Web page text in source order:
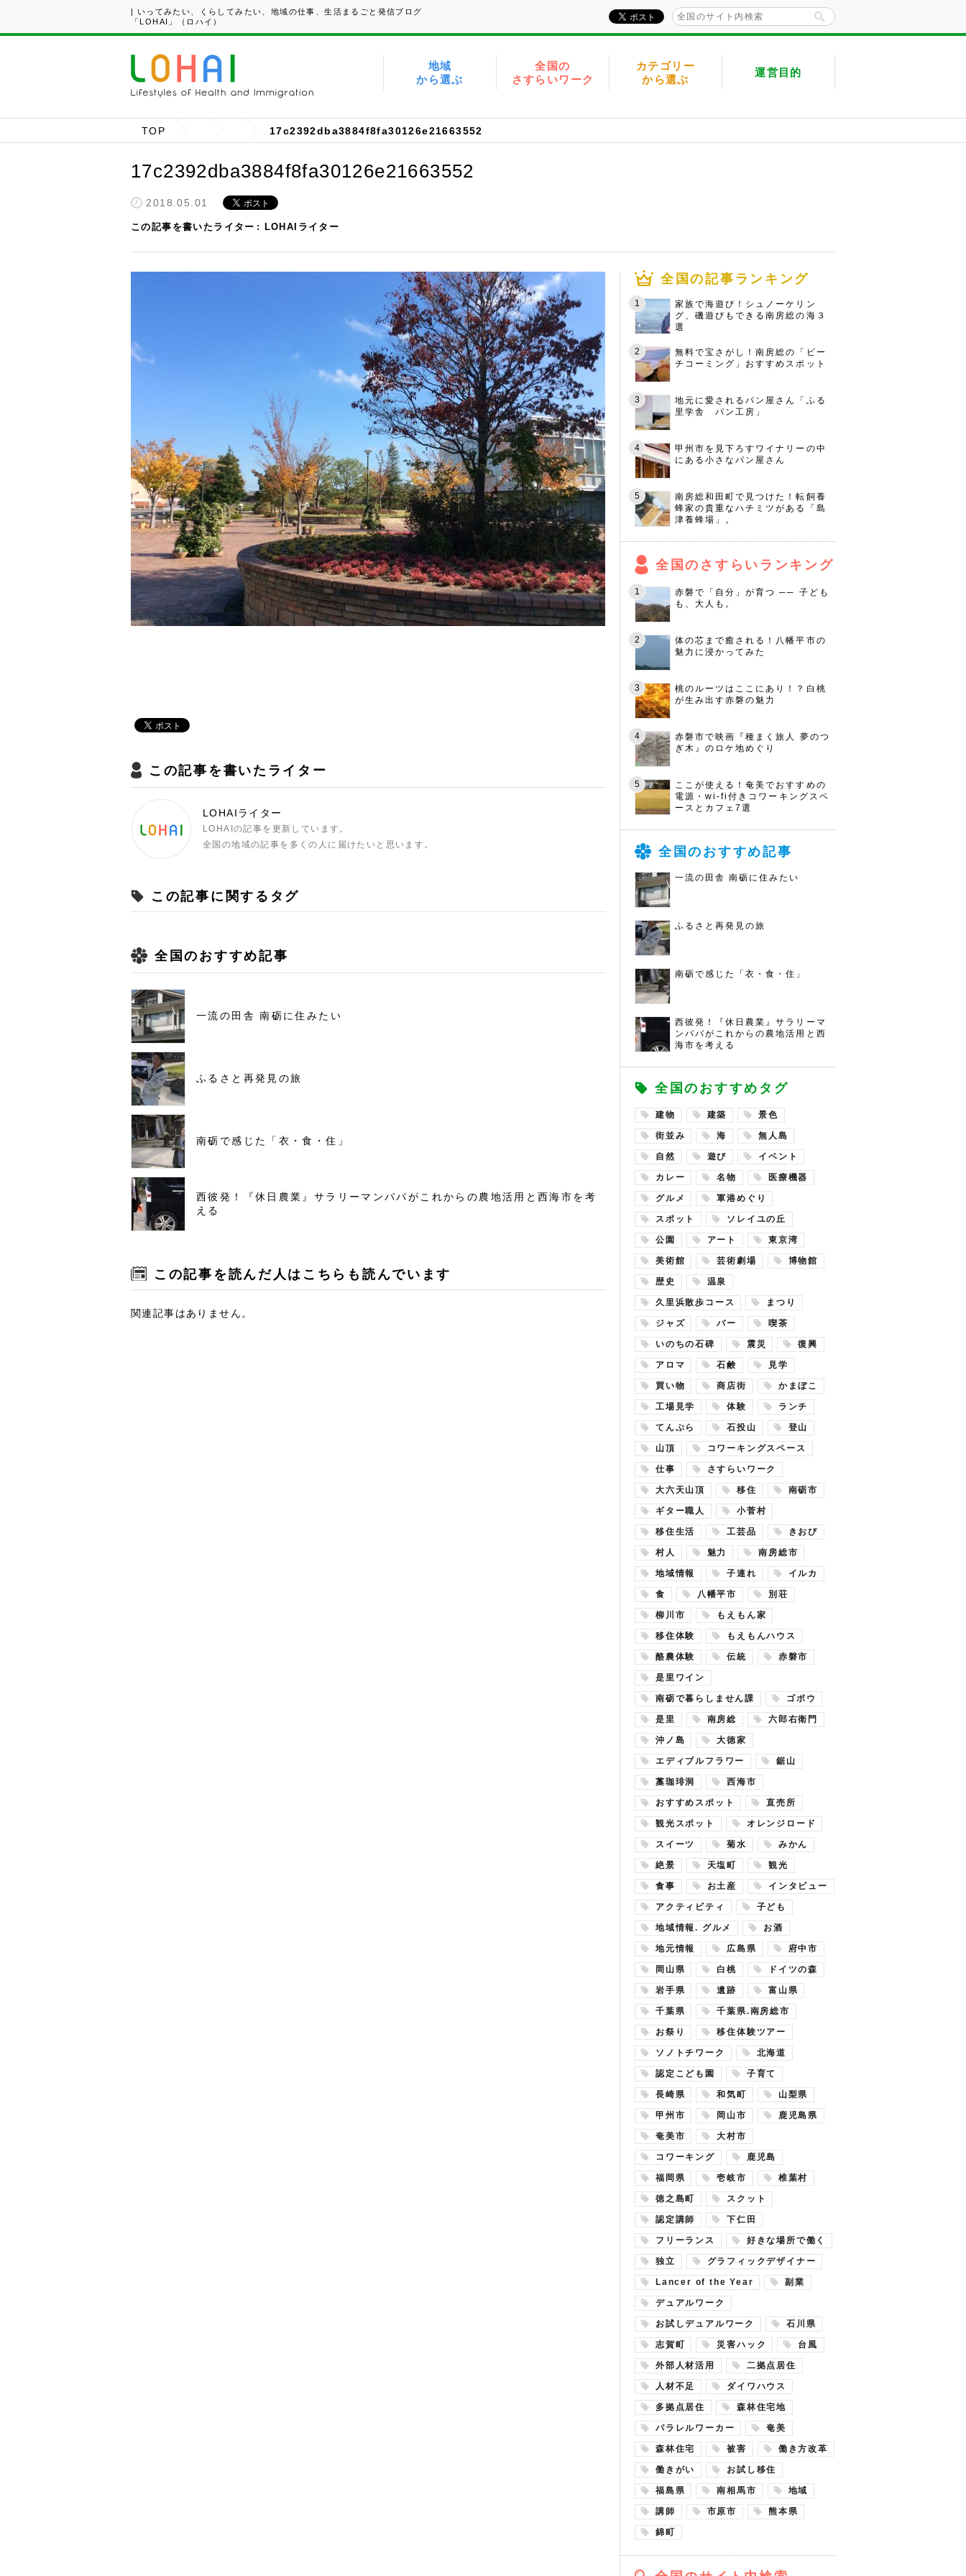
| いってみたい、くらしてみたい、地域の仕事、生活まるごと発信ブログ
「LOHAI」（ロハイ）
地域
から選ぶ
全国の
さすらいワーク
カテゴリー
から選ぶ
運営目的
TOP 17c2392dba3884f8fa30126e21663552
17c2392dba3884f8fa30126e21663552
2018.05.01
この記事を書いたライター LOHAIライター
この記事を書いたライター
LOHAIライター
LOHAIの記事を更新しています。
全国の地域の記事を多くの人に届けたいと思います。
この記事に関するタグ
全国のおすすめ記事
一流の田舎 南砺に住みたい
ふるさと再発見の旅
南砺で感じた「衣・食・住」
西彼発！『休日農業』サラリーマンパパがこれからの農地活用と西海市を考
える
この記事を読んだ人はこちらも読んでいます
関連記事はありません。
全国の記事ランキング
家族で海遊び！シュノーケリン
グ、磯遊びもできる南房総の海３
選
無料で宝さがし！南房総の「ビー
チコーミング」おすすめスポット
地元に愛されるパン屋さん「ふる
里学舎 パン工房」
甲州市を見下ろすワイナリーの中
にある小さなパン屋さん
南房総和田町で見つけた！転飼養
蜂家の貴重なハチミツがある「島
津養蜂場」。
全国のさすらいランキング
赤磐で「自分」が育つ ── 子ども
も、大人も。
体の芯まで癒される！八幡平市の
魅力に浸かってみた
桃のルーツはここにあり！？白桃
が生み出す赤磐の魅力
赤磐市で映画『種まく旅人 夢のつ
ぎ木』のロケ地めぐり
ここが使える！奄美でおすすめの
電源・wi-fi付きコワーキングスペ
ースとカフェ7選
全国のおすすめ記事
一流の田舎 南砺に住みたい
ふるさと再発見の旅
南砺で感じた「衣・食・住」
西彼発！『休日農業』サラリーマ
ンパパがこれからの農地活用と西
海市を考える
全国のおすすめタグ
建物 建築 景色
街並み 海 無人島
自然 遊び イベント
カレー 名物 医療機器
グルメ 軍港めぐり
スポット ソレイユの丘
公園 アート 東京湾
美術館 芸術劇場 博物館
歴史 温泉
久里浜散歩コース まつり
ジャズ バー 喫茶
いのちの石碑 震災 復興
アロマ 石鹸 見学
買い物 商店街 かまぼこ
工場見学 体験 ランチ
てんぷら 石投山 登山
山頂 コワーキングスペース
仕事 さすらいワーク
大六天山頂 移住 南砺市
ギター職人 小菅村
移住生活 工芸品 きおび
村人 魅力 南房総市
地域情報 子連れ イルカ
食 八幡平市 別荘
柳川市 もえもん家
移住体験 もえもんハウス
酪農体験 伝統 赤磐市
是里ワイン
南砺で暮らしません課 ゴボウ
是里 南房総 六郎右衛門
沖ノ島 大徳家
エディブルフラワー 鋸山
藁珈琲洞 西海市
おすすめスポット 直売所
観光スポット オレンジロード
スイーツ 菊水 みかん
絶景 天塩町 観光
食事 お土産 インタビュー
アクティビティ 子ども
地域情報. グルメ お酒
地元情報 広島県 府中市
岡山県 白桃 ドイツの森
岩手県 遺跡 富山県
千葉県 千葉県.南房総市
お祭り 移住体験ツアー
ソノトチワーク 北海道
認定こども園 子育て
長崎県 和気町 山梨県
甲州市 岡山市 鹿児島県
奄美市 大村市
コワーキング 鹿児島
福岡県 壱岐市 椎葉村
徳之島町 スクット
認定講師 下仁田
フリーランス 好きな場所で働く
独立 グラフィックデザイナー
Lancer of the Year 副業
デュアルワーク
お試しデュアルワーク 石川県
志賀町 災害ハック 台風
外部人材活用 二拠点居住
人材不足 ダイワハウス
多拠点居住 森林住宅地
パラレルワーカー 奄美
森林住宅 被害 働き方改革
働きがい お試し移住
福島県 南相馬市 地域
講師 市原市 熊本県
錦町